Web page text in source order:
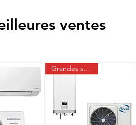
ventes
Grandes surfaces